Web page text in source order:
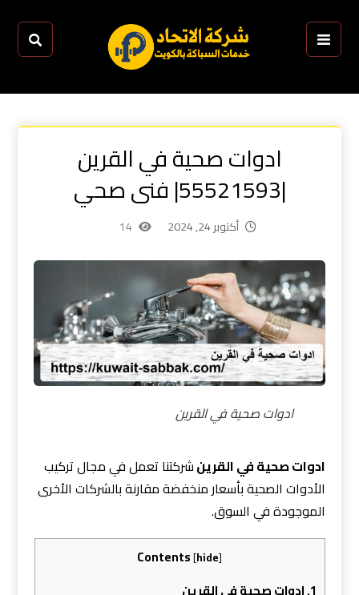
ادوات صحية في القرين
|55521593| فنى صحي
أكتوبر 24, 2024 14
ادوات صحية في القرين
ادوات صحية في القرينشركتنا تعمل في مجال تركيب
الأدوات الصحية بأسعار منخفضة مقارنة بالشركات الأخرى
الموجودة في السوق.
Contents[hide]
1. ادوات صحية في القرين